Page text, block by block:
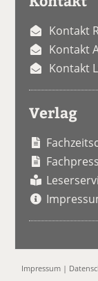
Kontakt
Kontakt
Kontakt
Verlag
Impressum |